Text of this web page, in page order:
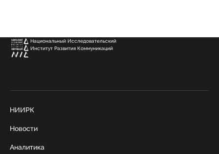
Национальный Исследовательский
Институт Развития Коммуникаций
НИИРК
Новости
Аналитика